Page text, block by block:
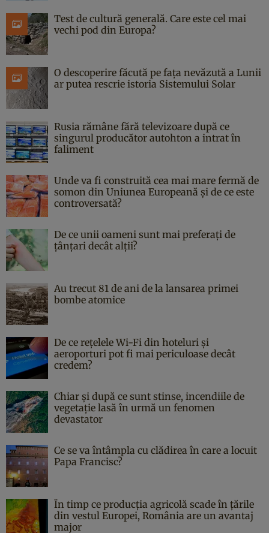
Test de cultură generală. Care este cel mai
vechi pod din Europa?
O descoperire făcută pe fața nevăzută a Lunii
ar putea rescrie istoria Sistemului Solar
Rusia rămâne fără televizoare după ce
singurul producător autohton a intrat în
faliment
Unde va fi construită cea mai mare fermă de
somon din Uniunea Europeană și de ce este
controversată?
De ce unii oameni sunt mai preferați de
țânțari decât alții?
Au trecut 81 de ani de la lansarea primei
bombe atomice
De ce rețelele Wi-Fi din hoteluri și
aeroporturi pot fi mai periculoase decât
credem?
Chiar și după ce sunt stinse, incendiile de
vegetație lasă în urmă un fenomen
devastator
Ce se va întâmpla cu clădirea în care a locuit
Papa Francisc?
În timp ce producția agricolă scade în țările
din vestul Europei, România are un avantaj
major